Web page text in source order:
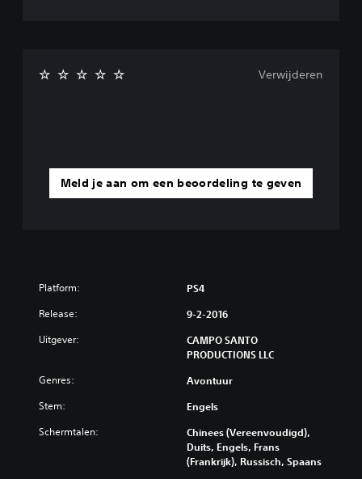
Meld je aan om een beoordeling te geven
Verwijderen
Platform: PS4
Release: 9-2-2016
Uitgever:
CAMPO SANTO
PRODUCTIONS LLC
Genres: Avontuur
Stem: Engels
Schermtalen:
Chinees (Vereenvoudigd),
Duits, Engels, Frans
(Frankrijk), Russisch, Spaans